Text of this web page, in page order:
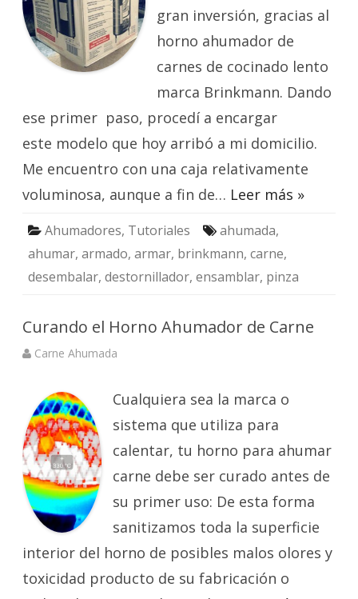
gran inversión, gracias al
horno ahumador de
carnes de cocinado lento
marca Brinkmann. Dando
ese primer paso, procedí a encargar
este modelo que hoy arribó a mi domicilio.
Me encuentro con una caja relativamente
voluminosa, aunque a fin de… Leer más »
Ahumadores, Tutoriales ahumada,
ahumar, armado, armar, brinkmann, carne,
desembalar, destornillador, ensamblar, pinza
Curando el Horno Ahumador de Carne
Carne Ahumada
Cualquiera sea la marca o
sistema que utiliza para
calentar, tu horno para ahumar
carne debe ser curado antes de
su primer uso: De esta forma
sanitizamos toda la superficie
interior del horno de posibles malos olores y
toxicidad producto de su fabricación o